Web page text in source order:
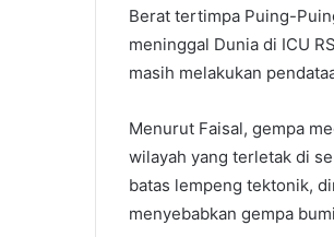
Berat tertimpa Puing-
meninggal Dunia di ICU
masih melakukan
Menurut Faisal, gempa
wilayah yang terletak di
batas lempeng tektonik,
menyebabkan gempa